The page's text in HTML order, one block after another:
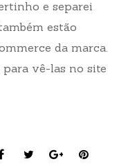
e separei
estão
da marca.
para vê-las no site